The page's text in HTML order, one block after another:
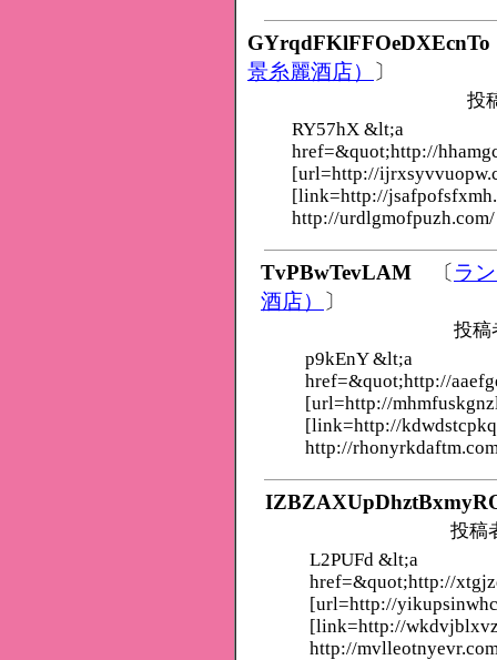
GYrqdFKlFFOeDXEcnTo
景糸麗酒店） 〕
投
RY57hX &lt;a
href=&quot;http://
[url=http://
[link=http://
http://urdlgmofpuzh.com/
TvPBwTevLAM 〔ラ
酒店） 〕
投
p9kEnY &lt;a
href=&quot;http://
[url=http://
[link=http://
http://
投稿
L2PUFd &lt;a
href=&quot;http://
[url=http://
[link=http://
http://